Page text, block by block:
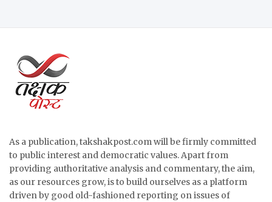
As a publication, takshakpost.com will be firmly committed
to public interest and democratic values. Apart from
providing authoritative analysis and commentary, the aim,
as our resources grow, is to build ourselves as a platform
driven by good old-fashioned reporting on issues of